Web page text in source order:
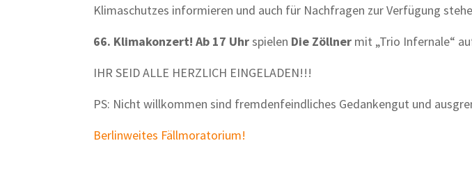
Klimaschutzes informieren und auch für Nachfragen zur Verfügung
66. Klimakonzert! Ab 17 Uhrspielen Die Zöllner mit „Trio Infernale“
IHR SEID ALLE HERZLICH EINGELADEN!!!
PS: Nicht willkommen sind fremdenfeindliches Gedankengut und
Berlinweites Fällmoratorium!